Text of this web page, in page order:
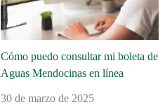
Cómo puedo consultar mi boleta de
Aguas Mendocinas en línea
30 de marzo de 2025